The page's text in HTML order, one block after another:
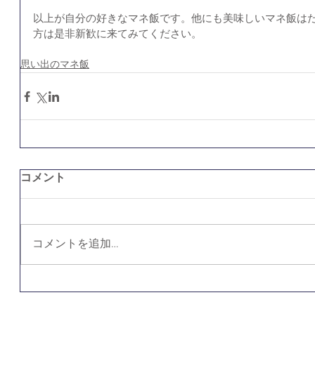
以上が自分の好きなマネ飯です。他にも美味しいマネ飯は
方は是非新歓に来てみてください。
思い出のマネ飯
コメント
コメントを追加…